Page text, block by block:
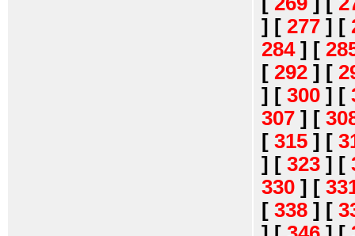
] [ 277 ] [
284] [
[ 292 ] [
] [ 300 ] [
307 ] [
[ 315 ] [
] [ 323 ] [
330 ] [
[ 338 ] [